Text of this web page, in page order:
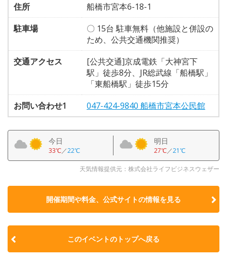
住所
船橋市宮本6-18-1
駐車場
〇 15台 駐車無料（他施設と併設の
ため、公共交通機関推奨）
交通アクセス
[公共交通]京成電鉄「大神宮下
駅」徒歩8分、JR総武線「船橋駅」
「東船橋駅」徒歩15分
お問い合わせ1
047-424-9840 船橋市宮本公民館
今日
33℃／22℃
明日
27℃／21℃
天気情報提供元：株式会社ライフビジネスウェザー
開催期間や料金、公式サイトの情報を見る
このイベントのトップへ戻る